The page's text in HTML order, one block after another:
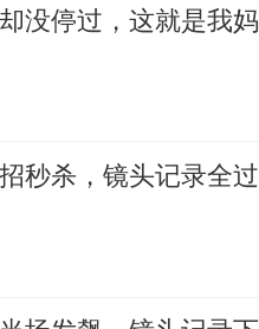
没停过，这就是我妈
秒杀，镜头记录全过